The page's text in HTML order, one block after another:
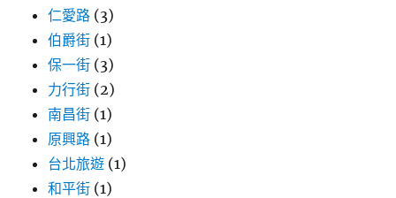
仁愛路 (3)
伯爵街 (1)
保一街 (3)
力行街 (2)
南昌街 (1)
原興路 (1)
台北旅遊 (1)
和平街 (1)